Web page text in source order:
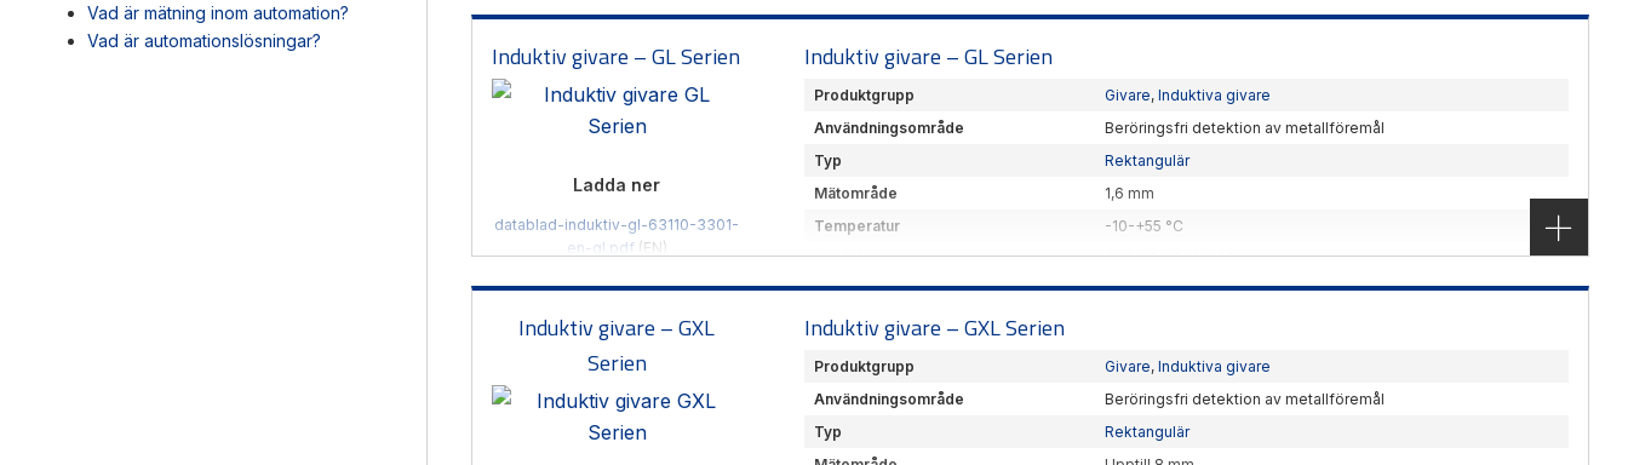
Vad är mätning inom automation?
Vad är automationslösningar?
Produktöversikt(SE)
Storlek Ø
3,8-8
Leverantör
Kompakt & robust induktiv givare med inbyggd förstärkare. Finns i flera olika
storlekar.
Induktiv givare – GL Serien
Ladda ner
datablad-induktiv-gl-63110-3301-
en-gl.pdf (EN)
Produktöversikt(SE)
Induktiv givare – GL Serien
Produktgrupp Givare,Induktiva givare
Användningsområde
Beröringsfri detektion av metallföremål
Typ
Rektangulär
Mätområde
1,6 mm
Temperatur
-10-+55 °C
Storlek
6x6x19, 18x18x28 mm
Leverantör
Panasonic Industry
Kompakt givare för noggrann detektering. Rektangulärt utförande med IP67 och
lysdiodindikering. Avkänning upptill 10 mm
Induktiv givare – GXL
Serien
Induktiv givare – GXL Serien
Produktgrupp Givare,Induktiva givare
Användningsområde
Beröringsfri detektion av metallföremål
Typ
Rektangulär